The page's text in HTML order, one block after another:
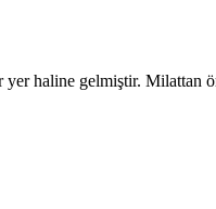
haline gelmiştir. Milattan